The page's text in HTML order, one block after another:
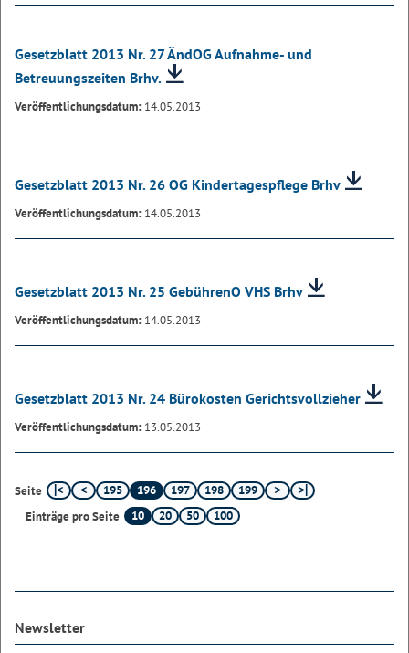
Gesetzblatt 2013 Nr. 27 ÄndOG Aufnahme- und
Betreuungszeiten Brhv.
Veröffentlichungsdatum: 14.05.2013
Gesetzblatt 2013 Nr. 26 OG Kindertagespflege Brhv
Veröffentlichungsdatum: 14.05.2013
Gesetzblatt 2013 Nr. 25 GebührenO VHS Brhv
Veröffentlichungsdatum: 14.05.2013
Gesetzblatt 2013 Nr. 24 Bürokosten Gerichtsvollzieher
Veröffentlichungsdatum: 13.05.2013
Seite 195 196 197 198
199
Einträge pro Seite
10 20 50 100
Newsletter